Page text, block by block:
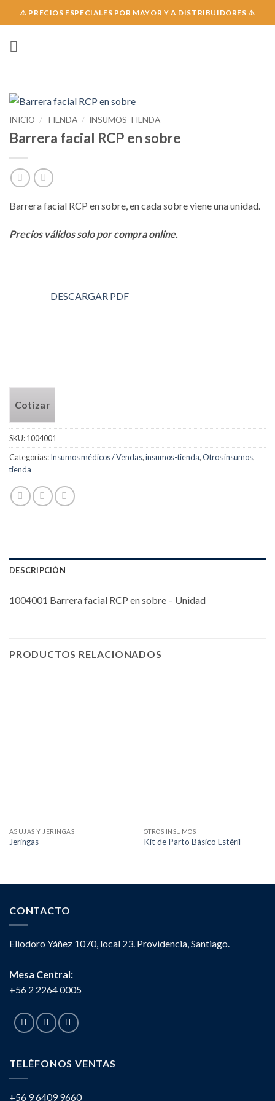
to
⚠️ PRECIOS ESPECIALES POR MAYOR Y A DISTRIBUIDORES ⚠️
INICIO / TIENDA / INSUMOS-TIENDA
Barrera facial RCP en sobre
Barrera facial RCP en sobre, en cada sobre viene una unidad.
Precios válidos solo por compra online.
DESCARGAR PDF
Cotizar
SKU:1004001
Categorías:Insumos médicos / Vendas,insumos-tienda,Otros insumos,
tienda
DESCRIPCIÓN
1004001 Barrera facial RCP en sobre – Unidad
PRODUCTOS RELACIONADOS
AGUJAS Y JERINGAS
Jeringas
OTROS INSUMOS
Kit de Parto Básico Estéril
CONTACTO
Eliodoro Yáñez 1070, local 23. Providencia, Santiago.
Mesa Central:
+56 2 2264 0005
TELÉFONOS VENTAS
+56 9 6409 9660